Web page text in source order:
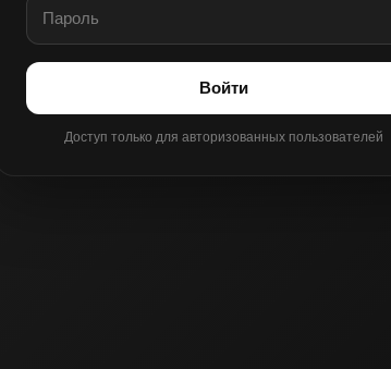
Войти
Доступ только для авторизованных пользователей